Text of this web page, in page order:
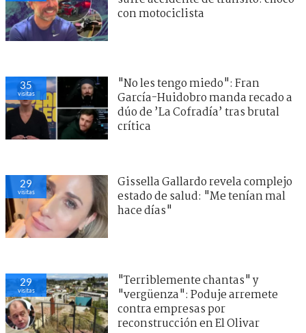
con motociclista
35
visitas
"No les tengo miedo": Fran
García-Huidobro manda recado a
dúo de ’La Cofradía’ tras brutal
crítica
29
visitas
Gissella Gallardo revela complejo
estado de salud: "Me tenían mal
hace días"
29
visitas
"Terriblemente chantas" y
"vergüenza": Poduje arremete
contra empresas por
reconstrucción en El Olivar